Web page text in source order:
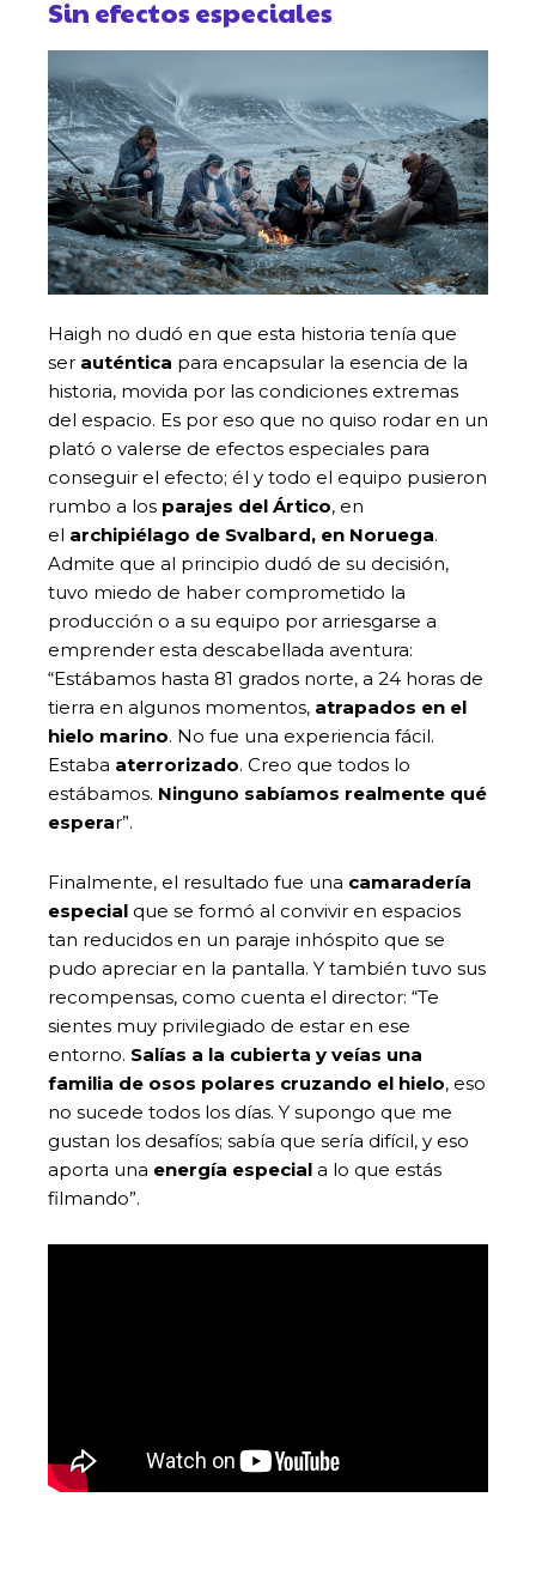
Sin efectos especiales
Haigh no dudó en que esta historia tenía que
ser auténtica para encapsular la esencia de la
historia, movida por las condiciones extremas
del espacio. Es por eso que no quiso rodar en un
plató o valerse de efectos especiales para
conseguir el efecto; él y todo el equipo pusieron
rumbo a los parajes del Ártico, en
el archipiélago de Svalbard, en Noruega.
Admite que al principio dudó de su decisión,
tuvo miedo de haber comprometido la
producción o a su equipo por arriesgarse a
emprender esta descabellada aventura:
“Estábamos hasta 81 grados norte, a 24 horas de
tierra en algunos momentos, atrapados en el
hielo marino. No fue una experiencia fácil.
Estaba aterrorizado. Creo que todos lo
estábamos. Ninguno sabíamos realmente qué
esperar”.
Finalmente, el resultado fue una camaradería
especial que se formó al convivir en espacios
tan reducidos en un paraje inhóspito que se
pudo apreciar en la pantalla. Y también tuvo sus
recompensas, como cuenta el director: “Te
sientes muy privilegiado de estar en ese
entorno. Salías a la cubierta y veías una
familia de osos polares cruzando el hielo, eso
no sucede todos los días. Y supongo que me
gustan los desafíos; sabía que sería difícil, y eso
aporta una energía especial a lo que estás
filmando”.